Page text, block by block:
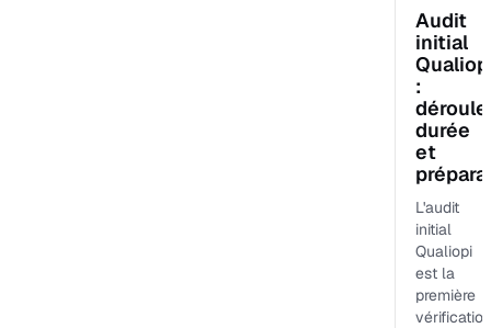
Audit
initial
:
durée
et
L'audit
initial
Qualiopi
est la
première
vérification